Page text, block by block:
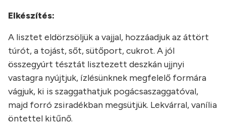
Elkészítés:
A lisztet eldörzsöljük a vajjal, hozzáadjuk az áttört
túrót, a tojást, sőt, sütőport, cukrot. A jól
összegyúrt tésztát lisztezett deszkán ujjnyi
vastagra nyújtjuk, ízlésünknek megfelelő formára
vágjuk, ki is szaggathatjuk pogácsaszaggatóval,
majd forró zsiradékban megsütjük. Lekvárral, vanília
öntettel kitűnő.